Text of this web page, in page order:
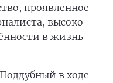
проявленное
высоко
в жизнь
в ходе